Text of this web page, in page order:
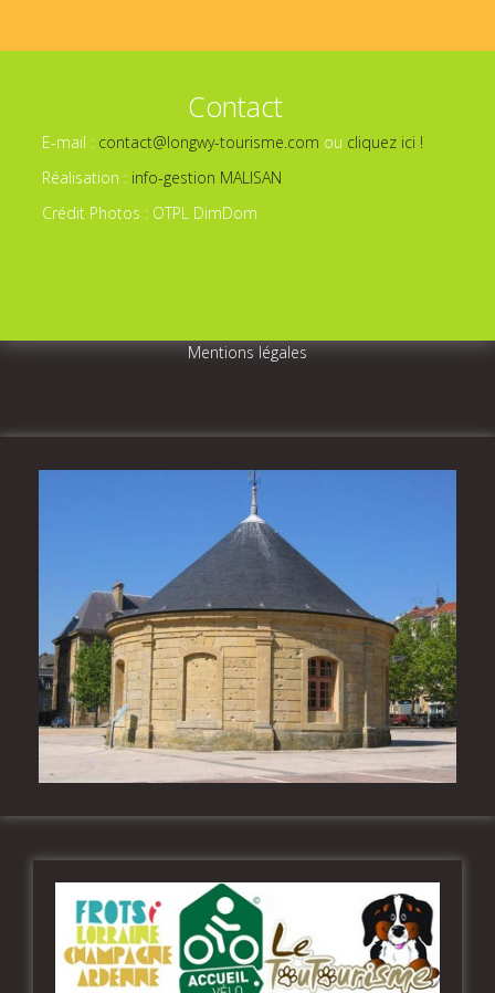
Contact
E-mail : contact@longwy-tourisme.com ou cliquez ici !
Réalisation : info-gestion MALISAN
Crédit Photos : OTPL DimDom
Mentions légales